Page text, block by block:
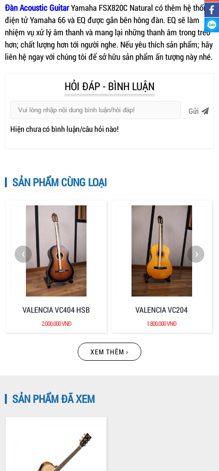
Đàn Acoustic GuitarYamaha FSX820C Natural có thêm hệ thống
điện tử Yamaha 66 và EQ được gắn bên hông đàn. EQ sẽ làm
nhiệm vụ xử lý âm thanh và mang lại những thanh âm trong trẻo
hơn; chất lượng hơn tới người nghe. Nếu yêu thích sản phẩm; hãy
liên hệ ngay với chúng tôi để sở hữu sản phẩm ấn tượng này nhé.
HỎI ĐÁP - BÌNH LUẬN
Gửi
Hiện chưa có bình luận/câu hỏi nào!
SẢN PHẨM CÙNG LOẠI
VALENCIA VC404 HSB
2.000.000 VNĐ
VALENCIA VC204
1.800.000 VNĐ
ELECTRIC BASS TBR1006J
25.000.000 VNĐ
‹ ›
XEM THÊM ›
SẢN PHẨM ĐÃ XEM